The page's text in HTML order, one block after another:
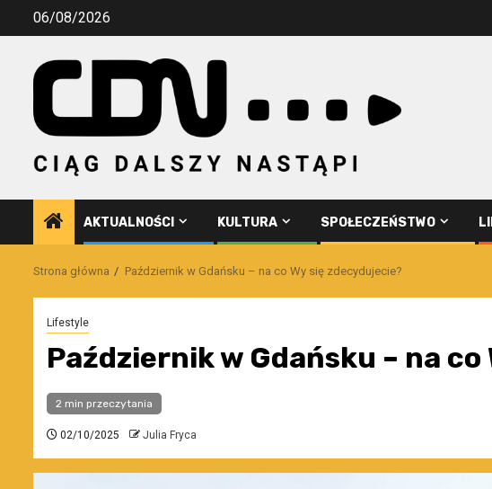
Przejdź06/08/2026
AKTUALNOŚCI KULTURA SPOŁECZEŃSTWO
Strona główna Październik w Gdańsku – na co Wy się zdecydujecie?
Lifestyle
Październik w Gdańsku – na
2 min przeczytania
02/10/2025 Julia Fryca